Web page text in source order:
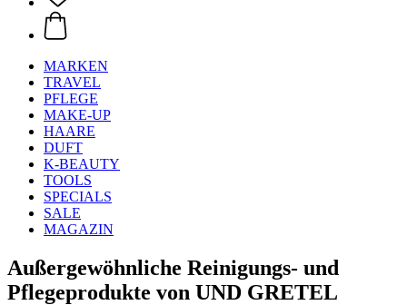
MARKEN
TRAVEL
PFLEGE
MAKE-UP
HAARE
DUFT
K-BEAUTY
TOOLS
SPECIALS
SALE
MAGAZIN
Außergewöhnliche Reinigungs- und
Pflegeprodukte von UND GRETEL